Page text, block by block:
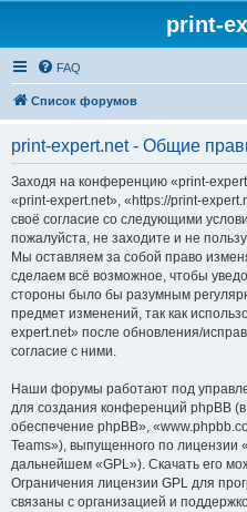
print-
FAQ
Список форумов
print-expert.net - Общие
Заходя на конференцию «print-
«print-expert.net», «https://print-
своё согласие со следующими
пожалуйста, не заходите и не
Мы оставляем за собой право
сделаем всё возможное, чтобы
стороны было бы разумным
предмет изменений, так как
expert.net» после обновления/
согласие с ними.
Наши форумы работают под
для создания конференций phpBB
обеспечение phpBB»,
Teams»), выпущенного по лицензии «
дальнейшем «GPL»). Скачать его
Ограничения лицензии GPL для
связаны с организацией и